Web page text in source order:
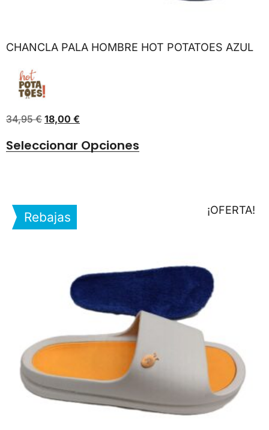
CHANCLA PALA HOMBRE HOT POTATOES AZUL
34,95€ 18,00 €
Seleccionar Opciones
Rebajas ¡OFERTA!